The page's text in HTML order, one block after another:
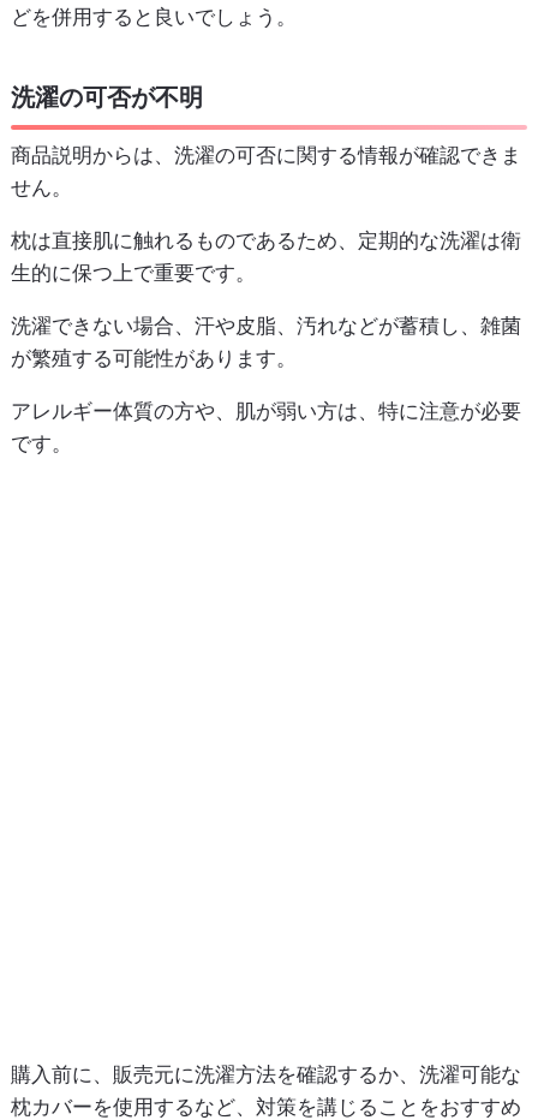
どを併用すると良いでしょう。
洗濯の可否が不明
商品説明からは、洗濯の可否に関する情報が確認できま
せん。
枕は直接肌に触れるものであるため、定期的な洗濯は衛
生的に保つ上で重要です。
洗濯できない場合、汗や皮脂、汚れなどが蓄積し、雑菌
が繁殖する可能性があります。
アレルギー体質の方や、肌が弱い方は、特に注意が必要
です。
購入前に、販売元に洗濯方法を確認するか、洗濯可能な
枕カバーを使用するなど、対策を講じることをおすすめ